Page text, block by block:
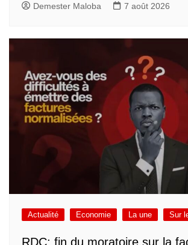
Demester Maloba 7 août 2026
Actualité Economie La une Sur
RDC: fin du moratoire sur la